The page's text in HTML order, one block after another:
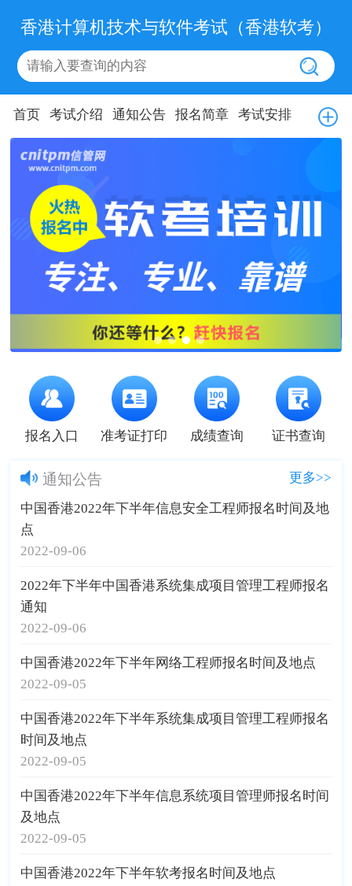
香港计算机技术与软件考试（香港软考）
首页 考试介绍 通知公告 报名简章 考试安排
报名入口 准考证打印 成绩查询 证书查询
通知公告 更多>>
中国香港2022年下半年信息安全工程师报名时间及地
点
2022-09-06
2022年下半年中国香港系统集成项目管理工程师报名
通知
2022-09-06
中国香港2022年下半年网络工程师报名时间及地点
2022-09-05
中国香港2022年下半年系统集成项目管理工程师报名
时间及地点
2022-09-05
中国香港2022年下半年信息系统项目管理师报名时间
及地点
2022-09-05
中国香港2022年下半年软考报名时间及地点